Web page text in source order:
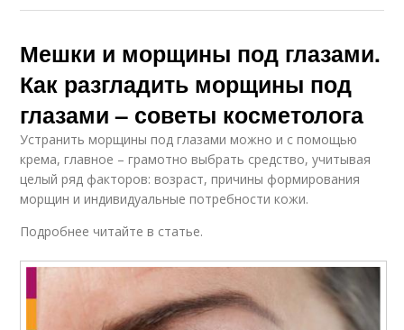
Мешки и морщины под глазами.
Как разгладить морщины под
глазами – советы косметолога
Устранить морщины под глазами можно и с помощью
крема, главное – грамотно выбрать средство, учитывая
целый ряд факторов: возраст, причины формирования
морщин и индивидуальные потребности кожи.
Подробнее читайте в статье.